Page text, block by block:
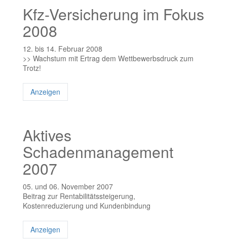
Kfz-Versicherung im Fokus
2008
12. bis 14. Februar 2008
>> Wachstum mit Ertrag dem Wettbewerbsdruck zum
Trotz!
Anzeigen
Aktives
Schadenmanagement
2007
05. und 06. November 2007
Beitrag zur Rentabilitätssteigerung,
Kostenreduzierung und Kundenbindung
Anzeigen